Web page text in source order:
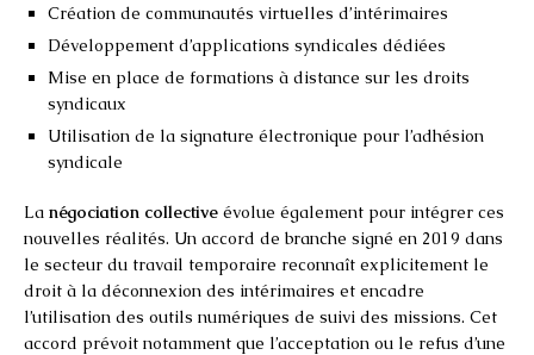
Création de communautés virtuelles d’intérimaires
Développement d’applications syndicales dédiées
Mise en place de formations à distance sur les droits
syndicaux
Utilisation de la signature électronique pour l’adhésion
syndicale
La négociation collective évolue également pour intégrer ces
nouvelles réalités. Un accord de branche signé en 2019 dans
le secteur du travail temporaire reconnaît explicitement le
droit à la déconnexion des intérimaires et encadre
l’utilisation des outils numériques de suivi des missions. Cet
accord prévoit notamment que l’acceptation ou le refus d’une